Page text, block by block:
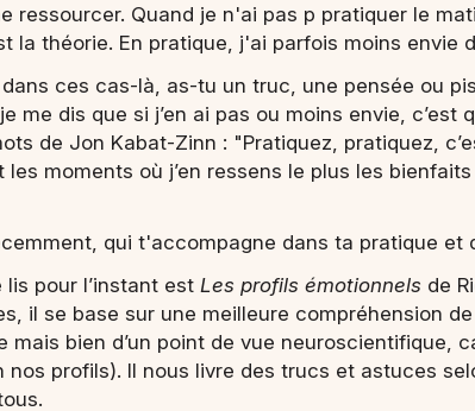
ressourcer. Quand je n'ai pas p pratiquer le
la théorie. En pratique, j'ai parfois moins envie
ces cas-là, as-tu un truc, une pensée ou
me dis que si j’en ai pas ou moins envie,
de Jon Kabat-Zinn : "Pratiquez, pratiquez,
les moments où j’en ressens le plus les
qui t'accompagne dans ta pratique et
lis pour l’instant est Les profils émotionnels de
il se base sur une meilleure compréhension
mais bien d’un point de vue neuroscientifique,
nos profils). Il nous livre des trucs et astuces